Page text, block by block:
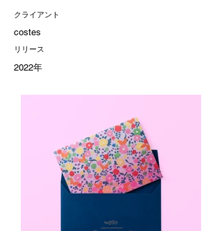
クライアント
costes
リリース
2022年